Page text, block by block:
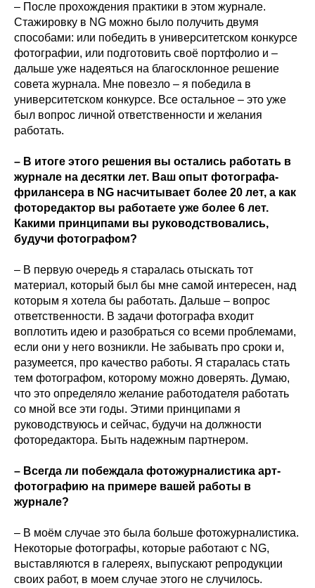
– После прохождения практики в этом журнале.
Стажировку в NG можно было получить двумя
способами: или победить в университетском конкурсе
фотографии, или подготовить своё портфолио и –
дальше уже надеяться на благосклонное решение
совета журнала. Мне повезло – я победила в
университетском конкурсе. Все остальное – это уже
был вопрос личной ответственности и желания
работать.
– В итоге этого решения вы остались работать в
журнале на десятки лет. Ваш опыт фотографа-
фрилансера в NG насчитывает более 20 лет, а как
фоторедактор вы работаете уже более 6 лет.
Какими принципами вы руководствовались,
будучи фотографом?
– В первую очередь я старалась отыскать тот
материал, который был бы мне самой интересен, над
которым я хотела бы работать. Дальше – вопрос
ответственности. В задачи фотографа входит
воплотить идею и разобраться со всеми проблемами,
если они у него возникли. Не забывать про сроки и,
разумеется, про качество работы. Я старалась стать
тем фотографом, которому можно доверять. Думаю,
что это определяло желание работодателя работать
со мной все эти годы. Этими принципами я
руководствуюсь и сейчас, будучи на должности
фоторедактора. Быть надежным партнером.
– Всегда ли побеждала фотожурналистика арт-
фотографию на примере вашей работы в
журнале?
– В моём случае это была больше фотожурналистика.
Некоторые фотографы, которые работают с NG,
выставляются в галереях, выпускают репродукции
своих работ, в моем случае этого не случилось.